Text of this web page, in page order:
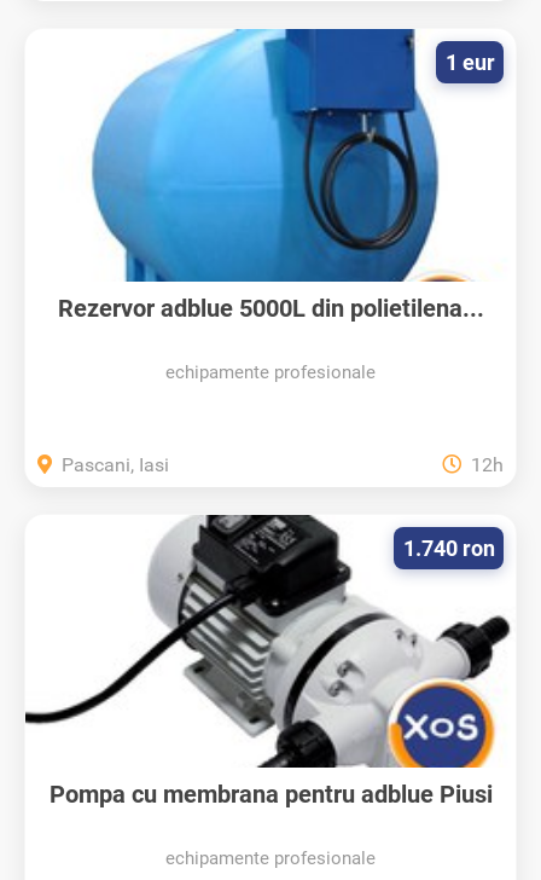
Rezervor adblue 5000L din polietilena...
echipamente profesionale
1 eur
Pascani, Iasi 12h
Pompa cu membrana pentru adblue Piusi
echipamente profesionale
1.740 ron